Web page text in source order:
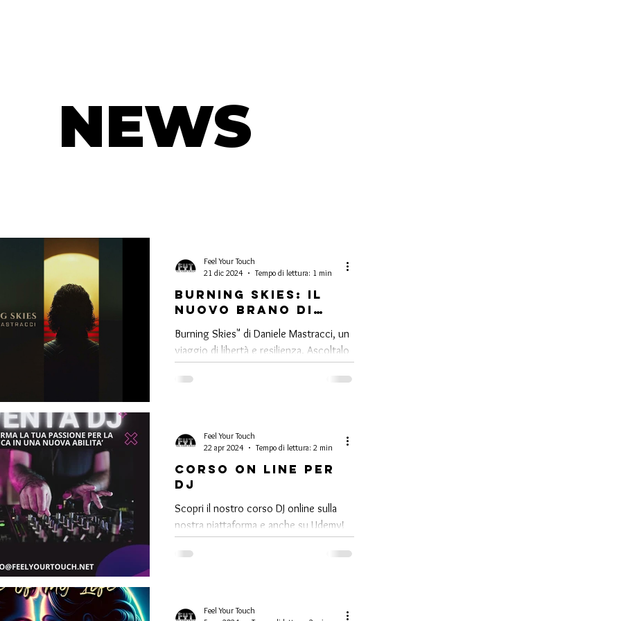
NEWS
Burning Skies: il
nuovo brano di
Daniele Mastracci
in collaborazione
con LaPop
Burning Skies" di Daniele Mastracci, un
viaggio di libertà e resilienza. Ascoltalo
ora su tutte le piattaforme e lasciati
ispirare
Feel Your Touch
21 dic 2024
Tempo di lettura: 1 min
CORSO ON LINE PER
DJ
Scopri il nostro corso DJ online sulla
nostra piattaforma e anche su Udemy!
Offerta lancio a 50€ per i primi 50
iscritti
Feel Your Touch
22 apr 2024
Tempo di lettura: 2 min
Feel Your Touch